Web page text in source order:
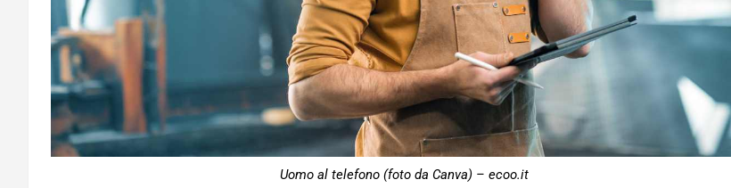
Uomo al telefono (foto da Canva) – ecoo.it